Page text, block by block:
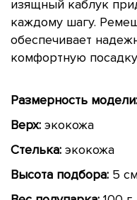
изящный каблук
каждому шагу.
обеспечивает
комфортную
Размерность модели:
Верх: экокожа
Стелька: экокожа
Высота подбора: 5